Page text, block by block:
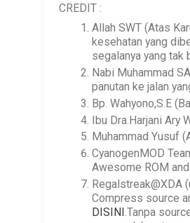
CREDIT :
Allah SWT (Atas
kesehatan yang
segalanya yang tak
Nabi Muhammad
panutan ke jalan
Bp. Wahyono,S.E
Ibu Dra.Harjani Ary
Muhammad Yusuf
CyanogenMOD
Awesome ROM
Regalstreak@XDA
Compress source
DISINI.Tanpa